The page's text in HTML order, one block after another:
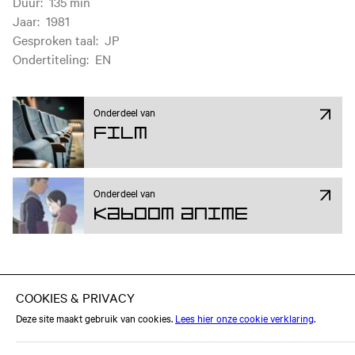
Jaar: 1981
Gesproken taal: JP
Ondertiteling: EN
Onderdeel van
Film
Onderdeel van
Kaboom Anime